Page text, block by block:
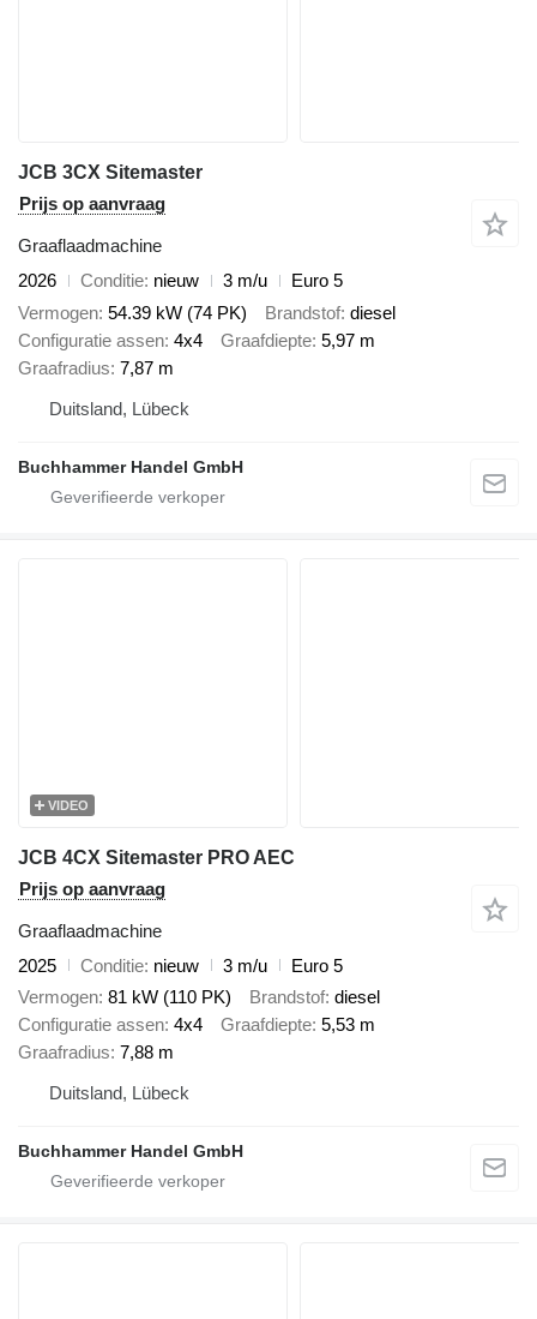
JCB 3CX Sitemaster
Prijs op aanvraag
Graaflaadmachine
2026
Conditie nieuw 3 m/u
Euro 5
Vermogen 54.39 kW (74 PK) Brandstof diesel
Configuratie assen 4x4 Graafdiepte 5,97 m
Graafradius 7,87 m
Duitsland, Lübeck
Buchhammer Handel GmbH
VIDEO
JCB 4CX Sitemaster PRO AEC
Prijs op aanvraag
Graaflaadmachine
2025
Conditie nieuw 3 m/u
Euro 5
Vermogen 81 kW (110 PK) Brandstof diesel
Configuratie assen 4x4 Graafdiepte 5,53 m
Graafradius 7,88 m
Duitsland, Lübeck
Buchhammer Handel GmbH